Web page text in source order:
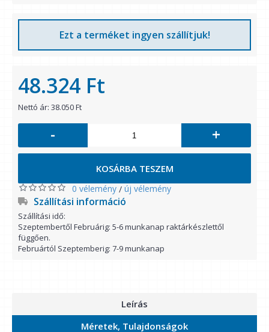
Ezt a terméket ingyen szállítjuk!
48.324 Ft
Nettó ár: 38.050 Ft
- +
KOSÁRBA TESZEM
0 vélemény / új vélemény
Szállítási információ
Szállítási idő:
Szeptembertől Februárig: 5-6 munkanap raktárkészlettől
függően.
Februártól Szeptemberig: 7-9 munkanap
Leírás
Méretek, Tulajdonságok